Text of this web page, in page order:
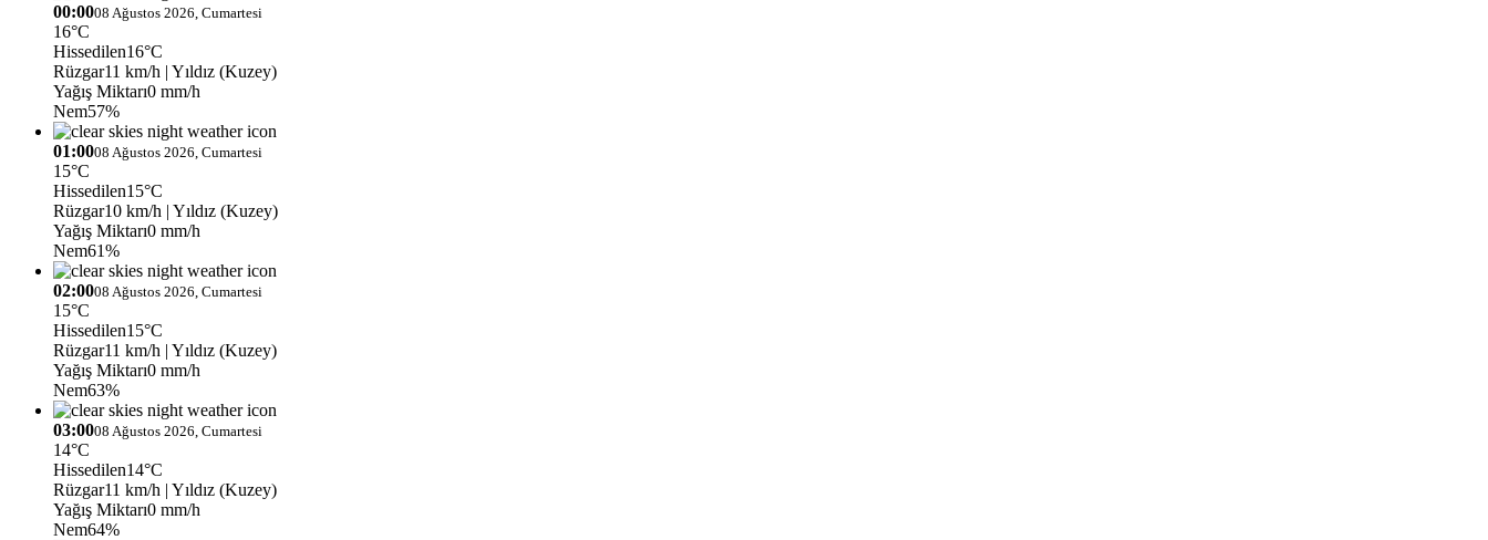
00:0008 Ağustos 2026, Cumartesi
16°C
Hissedilen16°C
Rüzgar11 km/h | Yıldız (Kuzey)
Yağış Miktarı0 mm/h
Nem57%
01:0008 Ağustos 2026, Cumartesi
15°C
Hissedilen15°C
Rüzgar10 km/h | Yıldız (Kuzey)
Yağış Miktarı0 mm/h
Nem61%
02:0008 Ağustos 2026, Cumartesi
15°C
Hissedilen15°C
Rüzgar11 km/h | Yıldız (Kuzey)
Yağış Miktarı0 mm/h
Nem63%
03:0008 Ağustos 2026, Cumartesi
14°C
Hissedilen14°C
Rüzgar11 km/h | Yıldız (Kuzey)
Yağış Miktarı0 mm/h
Nem64%